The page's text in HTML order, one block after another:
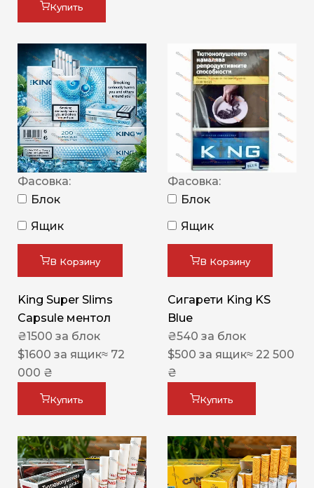
Купить
Фасовка:
Блок
Ящик
В Корзину
King Super Slims
Capsule ментол
₴1500 за блок
$1600 за ящик≈ 72
000 ₴
Купить
Фасовка:
Блок
Ящик
В Корзину
Сигарети King KS
Blue
₴540 за блок
$500 за ящик≈ 22 500
₴
Купить